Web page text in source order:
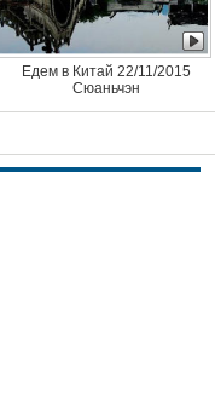
Едем в Китай 22/11/2015
Сюаньчэн